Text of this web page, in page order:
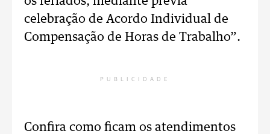
celebração de Acordo Individual de
Compensação de Horas de Trabalho”.
PUBLICIDADE
Confira como ficam os atendimentos